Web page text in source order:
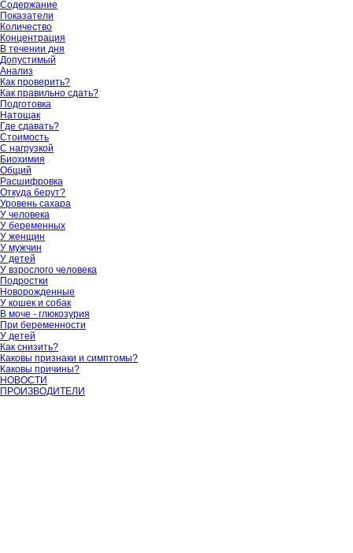
Содержание
Показатели
Количество
Концентрация
В течении дня
Допустимый
Анализ
Как проверить?
Как правильно сдать?
Подготовка
Натощак
Где сдавать?
Стоимость
С нагрузкой
Биохимия
Общий
Расшифровка
Откуда берут?
Уровень сахара
У человека
У беременных
У женщин
У мужчин
У детей
У взрослого человека
Подростки
Новорожденные
У кошек и собак
В моче - глюкозурия
При беременности
У детей
Как снизить?
Каковы признаки и симптомы?
Каковы причины?
НОВОСТИ
ПРОИЗВОДИТЕЛИ